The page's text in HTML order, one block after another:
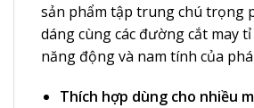
sản phẩm tập trung chú trọng
dáng cùng các đường cắt may
năng động và nam tính của
Thích hợp dùng cho nhiều